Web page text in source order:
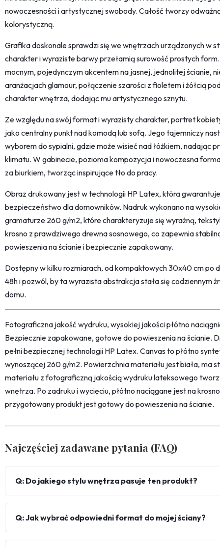
nowoczesności i artystycznej swobody. Całość tworzy
kolorystyczną.
Grafika doskonale sprawdzi się we wnętrzach urządzonych w
charakter i wyraziste barwy przełamią surowość prostych
mocnym, pojedynczym akcentem na jasnej, jednolitej ścianie,
aranżacjach glamour, połączenie szarości z fioletem i żółcią
charakter wnętrza, dodając mu artystycznego sznytu.
Ze względu na swój format i wyrazisty charakter, portret
jako centralny punkt nad komodą lub sofą. Jego tajemniczy
wyborem do sypialni, gdzie może wisieć nad łóżkiem, nadając
klimatu. W gabinecie, pozioma kompozycja i nowoczesna
za biurkiem, tworząc inspirujące tło do pracy.
Obraz drukowany jest w technologii HP Latex, która
bezpieczeństwo dla domowników. Nadruk wykonano na
gramaturze 260 g/m2, które charakteryzuje się wyraźną,
krosno z prawdziwego drewna sosnowego, co zapewnia
powieszenia na ścianie i bezpiecznie zapakowany.
Dostępny w kilku rozmiarach, od kompaktowych 30x40 cm po
48h i pozwól, by ta wyrazista abstrakcja stała się codziennym
domu.
Fotograficzna jakość wydruku, wysokiej jakości płótno
Bezpiecznie zapakowane, gotowe do powieszenia na ścianie.
pełni bezpiecznej technologii HP Latex. Canvas to płótno
wynoszącej 260 g/m2. Powierzchnia materiału jest biała, ma
materiału z fotograficzną jakością wydruku lateksowego
wnętrza. Po zadruku i wycięciu, płótno naciągane jest na
przygotowany produkt jest gotowy do powieszenia na ścianie.
Najczęściej zadawane pytania (FAQ)
Q: Do jakiego stylu wnętrza pasuje ten produkt?
Q: Jak wybrać odpowiedni format do mojej ściany?